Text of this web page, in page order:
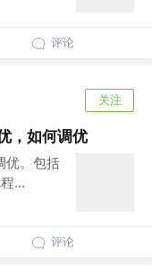
评论
关注
，如何调优
优。包括
...
评论